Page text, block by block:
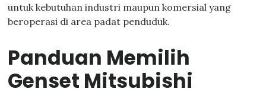
untuk kebutuhan industri maupun komersial yang
beroperasi di area padat penduduk.
Panduan Memilih
Genset Mitsubishi